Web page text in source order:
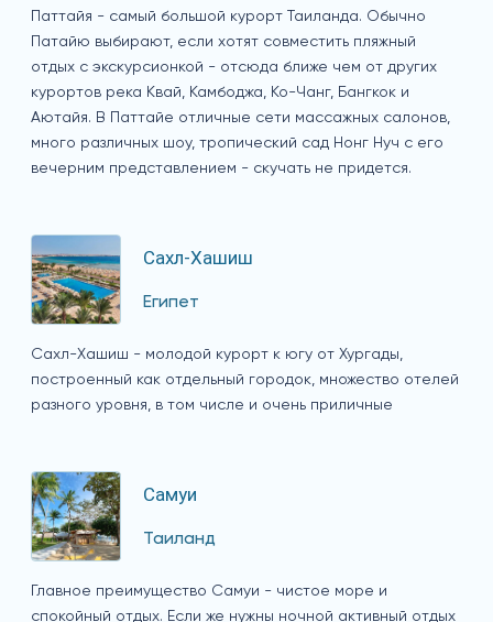
Паттайя - самый большой курорт Таиланда. Обычно
Патайю выбирают, если хотят совместить пляжный
отдых с экскурсионкой - отсюда ближе чем от других
курортов река Квай, Камбоджа, Ко-Чанг, Бангкок и
Аютайя. В Паттайе отличные сети массажных салонов,
много различных шоу, тропический сад Нонг Нуч с его
вечерним представлением - скучать не придется.
Сахл-Хашиш
Египет
Сахл-Хашиш - молодой курорт к югу от Хургады,
построенный как отдельный городок, множество отелей
разного уровня, в том числе и очень приличные
Самуи
Таиланд
Главное преимущество Самуи - чистое море и
спокойный отдых. Если же нужны ночной активный отдых